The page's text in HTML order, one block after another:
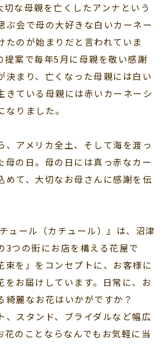
切な母親を亡くしたアンナという
ぶ会で母の大好きな白いカーネー
たのが始まりだと言われていま
提案で毎年5月に母親を敬い感謝
決まり、亡くなった母親には白い
きている母親には赤いカーネーシ
りました。
、アメリカ全土、そして海を渡っ
母の日。母の日には真っ赤なカー
めて、大切なお母さんに感謝を伝
ュール（カチュール）』は、沼津
3つの街にお店を構える花屋で
束を」をコンセプトに、お客様に
をお届けしています。日常に、お
綺麗なお花はいかがですか？
、スタンド、ブライダルなど幅広
花のことならなんでもお気軽に当